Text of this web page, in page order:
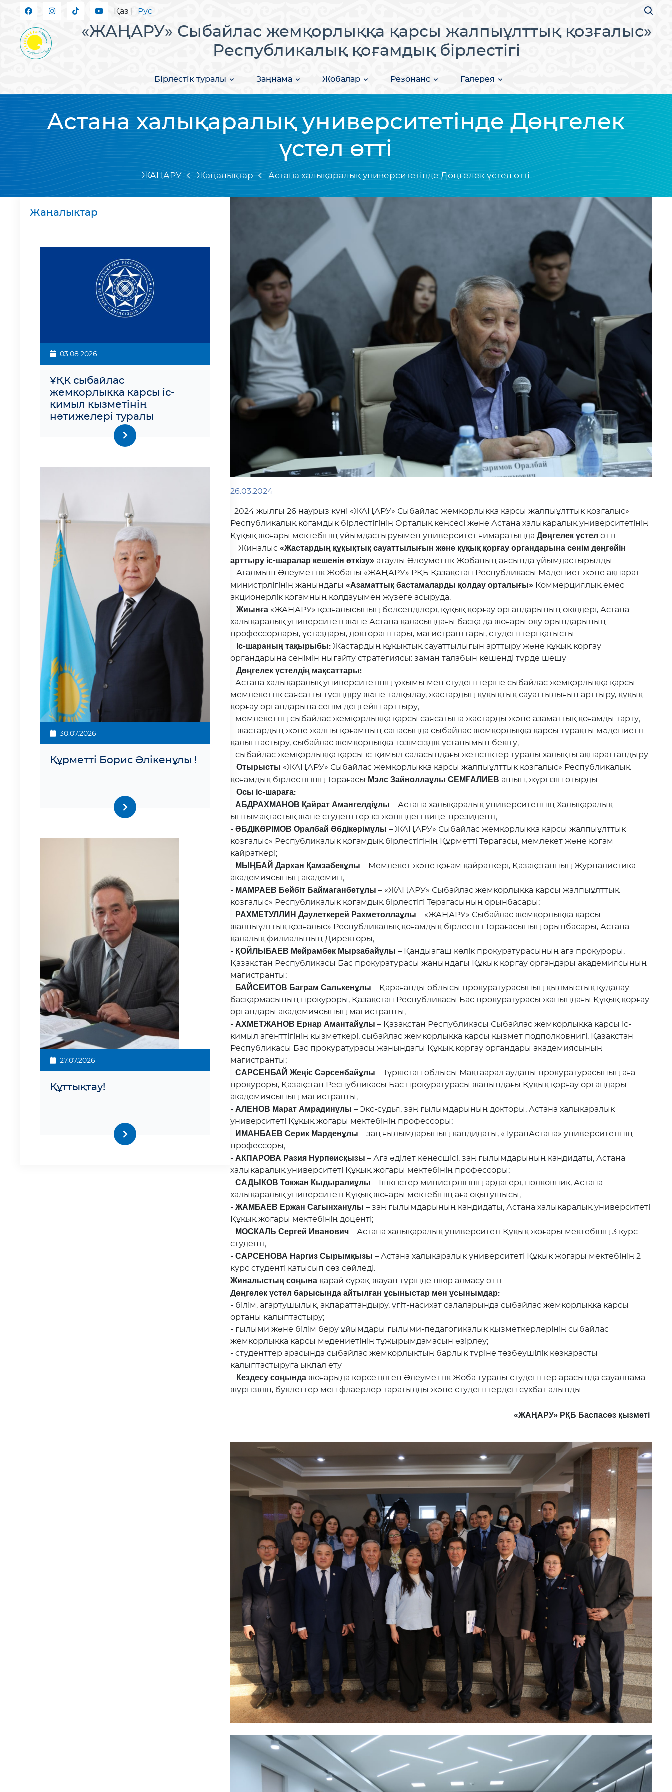
Қаз Рус
«ЖАҢАРУ» Сыбайлас жемқорлыққа қарсы жалпыұлттық қозғалыс»
Республикалық қоғамдық бірлестігі
Бірлестік туралы Заңнама Жобалар Резонанс Галерея
Астана халықаралық университетінде Дөңгелек
үстел өтті
ЖАҢАРУ Жаңалықтар Астана халықаралық университетінде Дөңгелек үстел өтті
Жаңалықтар
03.08.2026
ҰҚК сыбайлас
жемқорлыққа қарсы іс-
қимыл қызметінің
нәтижелері туралы
30.07.2026
Құрметті Борис Әлікенұлы !
27.07.2026
Құттықтау!
26.03.2024
2024 жылғы 26 наурыз күні «ЖАҢАРУ» Сыбайлас жемқорлыққа қарсы жалпыұлттық қозғалыс»
Республикалық қоғамдық бірлестігінің Орталық кеңсесі және Астана халықаралық университетінің
Құқық жоғары мектебінің ұйымдастыруымен университет ғимаратындаДөңгелек үстел өтті.
Жиналыс«Жастардың құқықтық сауаттылығын және құқық қорғау органдарына сенім деңгейін
арттыру іс-шаралар кешенін өткізу» атаулы Әлеуметтік Жобаның аясында ұйымдастырылды.
Аталмыш Әлеуметтік Жобаны «ЖАҢАРУ» РҚБ Қазақстан Республикасы Мәдениет және ақпарат
министрлігінің жанындағы«Азаматтық бастамаларды қолдау орталығы» Коммерциялық емес
акционерлік қоғамның қолдауымен жүзеге асыруда.
Жиынға «ЖАҢАРУ» қозғалысының белсенділері, құқық қорғау органдарының өкілдері, Астана
халықаралық университеті және Астана қаласындағы басқа да жоғары оқу орындарының
профессорлары, ұстаздары, докторанттары, магистранттары, студенттері қатысты.
Іс-шараның тақырыбы: Жастардың құқықтық сауаттылығын арттыру және құқық қорғау
органдарына сенімін нығайту стратегиясы: заман талабын кешенді түрде шешу
Дөңгелек үстелдің мақсаттары:
- Астана халықаралық университетінің ұжымы мен студенттеріне сыбайлас жемқорлыққа қарсы
мемлекеттік саясатты түсіндіру және талқылау, жастардың құқықтық сауаттылығын арттыру, құқық
қорғау органдарына сенім деңгейін арттыру;
- мемлекеттің сыбайлас жемқорлыққа қарсы саясатына жастарды және азаматтық қоғамды тарту;
- жастардың және жалпы қоғамның санасында сыбайлас жемқорлыққа қарсы тұрақты мәдениетті
қалыптастыру, сыбайлас жемқорлыққа төзімсіздік ұстанымын бекіту;
- сыбайлас жемқорлыққа қарсы іс-қимыл саласындағы жетістіктер туралы халықты ақпараттандыру.
Отырысты «ЖАҢАРУ» Сыбайлас жемқорлыққа қарсы жалпыұлттық қозғалыс» Республикалық
қоғамдық бірлестігінің Төрағасы Мэлс Зайноллаұлы СЕМҒАЛИЕВ ашып, жүргізіп отырды.
Осы іс-шараға:
-АБДРАХМАНОВ Қайрат Амангелдіұлы– Астана халықаралық университетінің Халықаралық
ынтымақтастық және студенттер ісі жөніндегі вице-президенті;
-ӘБДІКӘРІМОВ Оралбай Әбдікәрімұлы – ЖАҢАРУ» Сыбайлас жемқорлыққа қарсы жалпыұлттық
қозғалыс» Республикалық қоғамдық бірлестігінің Құрметті Төрағасы, мемлекет және қоғам
қайраткері;
- МЫҢБАЙ Дархан Қамзабекұлы – Мемлекет және қоғам қайраткері, Қазақстанның Журналистика
академиясының академигі;
- МАМРАЕВ Бейбіт Баймаганбетұлы– «ЖАҢАРУ» Сыбайлас жемқорлыққа қарсы жалпыұлттық
қозғалыс» Республикалық қоғамдық бірлестігі Төрағасының орынбасары;
- РАХМЕТУЛЛИН Дәулеткерей Рахметоллаұлы– «ЖАҢАРУ» Сыбайлас жемқорлыққа қарсы
жалпыұлттық қозғалыс» Республикалық қоғамдық бірлестігі Төрағасының орынбасары, Астана
қалалық филиалының Директоры;
- ҚОЙЛЫБАЕВ Мейрамбек Мырзабайұлы – Қандыағаш көлік прокуратурасының аға прокуроры,
Қазақстан Республикасы Бас прокуратурасы жанындағы Құқық қорғау органдары академиясының
магистранты;
- БАЙСЕИТОВ Баграм Салькенұлы– Қарағанды облысы прокуратурасының қылмыстық қудалау
басқармасының прокуроры, Қазақстан Республикасы Бас прокуратурасы жанындағы Құқық қорғау
органдары академиясының магистранты;
-АХМЕТЖАНОВ Ернар Амантайұлы– Қазақстан Республикасы Сыбайлас жемқорлыққа қарсы іс-
қимыл агенттігінің қызметкері, сыбайлас жемқорлыққа қарсы қызмет подполковнигі, Қазақстан
Республикасы Бас прокуратурасы жанындағы Құқық қорғау органдары академиясының
магистранты;
-САРСЕНБАЙ Жеңіс Сәрсенбайұлы– Түркістан облысы Мақтаарал ауданы прокуратурасының аға
прокуроры, Қазақстан Республикасы Бас прокуратурасы жанындағы Құқық қорғау органдары
академиясының магистранты;
- АЛЕНОВ Марат Амрадинұлы – Экс-судья, заң ғылымдарының докторы, Астана халықаралық
университеті Құқық жоғары мектебінің профессоры;
- ИМАНБАЕВ Серик Марденұлы – заң ғылымдарының кандидаты, «ТуранАстана» университетінің
профессоры;
-АКПАРОВА Разия Нурпеисқызы – Аға әділет кеңесшісі, заң ғылымдарының кандидаты, Астана
халықаралық университеті Құқық жоғары мектебінің профессоры;
-САДЫКОВ Токжан Кыдыралиұлы– Ішкі істер министрлігінің ардагері, полковник, Астана
халықаралық университеті Құқық жоғары мектебінің аға оқытушысы;
-ЖАМБАЕВ Ержан Сагынханұлы– заң ғылымдарының кандидаты, Астана халықаралық университеті
Құқық жоғары мектебінің доценті;
- МОСКАЛЬ Сергей Иванович– Астана халықаралық университеті Құқық жоғары мектебінің 3 курс
студенті;
-САРСЕНОВА Наргиз Сырымқызы – Астана халықаралық университеті Құқық жоғары мектебінің 2
курс студенті қатысып сөз сөйледі.
Жиналыстың соңына қарай сұрақ-жауап түрінде пікір алмасу өтті.
Дөңгелек үстел барысында айтылған ұсыныстар мен ұсынымдар:
- білім, ағартушылық, ақпараттандыру, үгіт-насихат салаларында сыбайлас жемқорлыққа қарсы
ортаны қалыптастыру;
- ғылыми және білім беру ұйымдары ғылыми-педагогикалық қызметкерлерінің сыбайлас
жемқорлыққа қарсы мәдениетінің тұжырымдамасын әзірлеу;
- студенттер арасында сыбайлас жемқорлықтың барлық түріне төзбеушілік көзқарасты
қалыптастыруға ықпал ету
Кездесу соңында жоғарыда көрсетілген Әлеуметтік Жоба туралы студенттер арасында сауалнама
жүргізіліп, буклеттер мен флаерлер таратылды және студенттерден сұхбат алынды.
«ЖАҢАРУ» РҚБ Баспасөз қызметі